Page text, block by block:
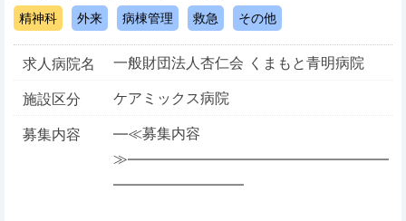
精神科 外来 病棟管理 救急 その他
求人病院名
一般財団法人杏仁会 くまもと青明病院
施設区分
ケアミックス病院
募集内容
―≪募集内容
≫――――――――――――――――――
―――――――――